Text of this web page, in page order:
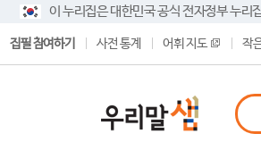
이 누리집은 대한민국 공식 전자정부 누리
집필 참여하기 사전 통계 어휘 지도 작